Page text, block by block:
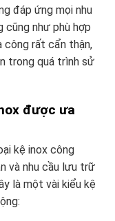
đáp ứng mọi nhu
cũng như phù hợp
công rất cẩn thận,
trong quá trình sử
được ưa
kệ inox công
và nhu cầu lưu trữ
là một vài kiểu kệ